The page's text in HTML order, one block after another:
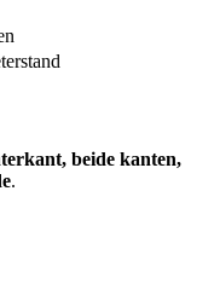
beide kanten,
.